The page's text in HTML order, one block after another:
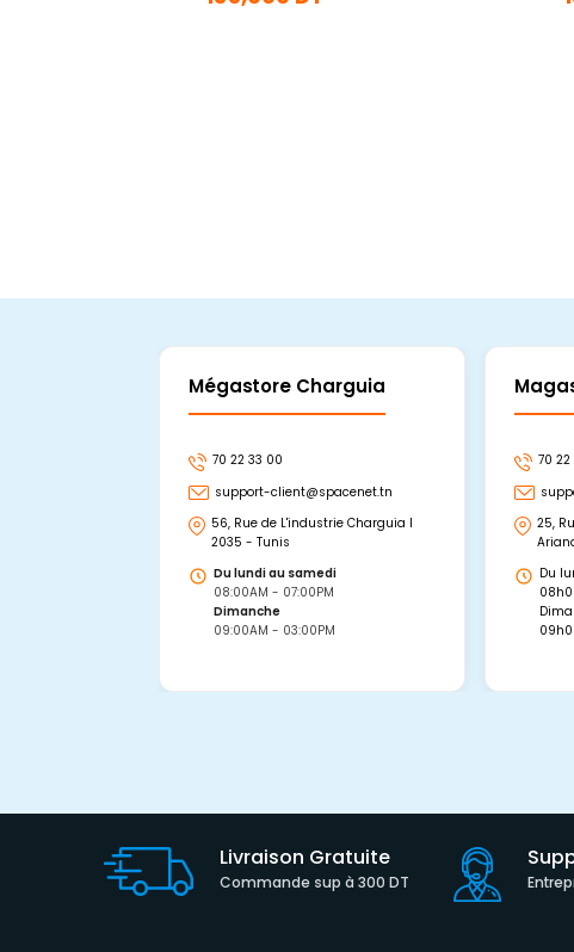
Mégastore Charguia
70 22 33 00
support-client@spacenet.tn
56, Rue de L'industrie Charguia I
2035 - Tunis
Du lundi au samedi
08:00AM - 07:00PM
Dimanche
09:00AM - 03:00PM
70
25,
Du
Livraison Gratuite
Commande sup à 300 DT